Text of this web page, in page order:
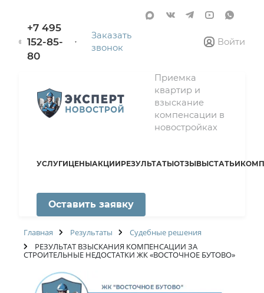
+7 495
152-85-
80
Заказать
звонок
Войти
Приемка
квартир и
взыскание
компенсации в
новостройках
УСЛУГИЦЕНЫАКЦИИРЕЗУЛЬТАТЫОТЗЫВЫСТАТЬИ
Оставить заявку
Главная Результаты
Судебные решения
РЕЗУЛЬТАТ ВЗЫСКАНИЯ КОМПЕНСАЦИИ ЗА
СТРОИТЕЛЬНЫЕ НЕДОСТАТКИ ЖК «ВОСТОЧНОЕ БУТОВО»